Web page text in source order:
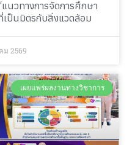
แนวทางการจัดการศึกษา
เป็นมิตรกับสิ่งแวดล้อม
ม 2569
เผยแพร่ผลงานทางวิชาการ